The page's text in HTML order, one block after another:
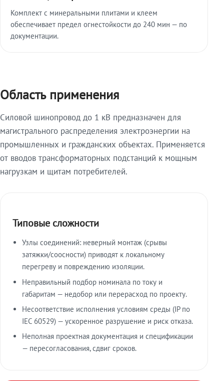
Комплект с минеральными плитами и клеем
обеспечивает предел огнестойкости до 240 мин — по
документации.
Область применения
Силовой шинопровод до 1 кВ предназначен для
магистрального распределения электроэнергии на
промышленных и гражданских объектах. Применяется
от вводов трансформаторных подстанций к мощным
нагрузкам и щитам потребителей.
Типовые сложности
Узлы соединений: неверный монтаж (срывы
затяжки/соосности) приводят к локальному
перегреву и повреждению изоляции.
Неправильный подбор номинала по току и
габаритам — недобор или перерасход по проекту.
Несоответствие исполнения условиям среды (IP по
IEC 60529) — ускоренное разрушение и риск отказа.
Неполная проектная документация и спецификации
— пересогласования, сдвиг сроков.